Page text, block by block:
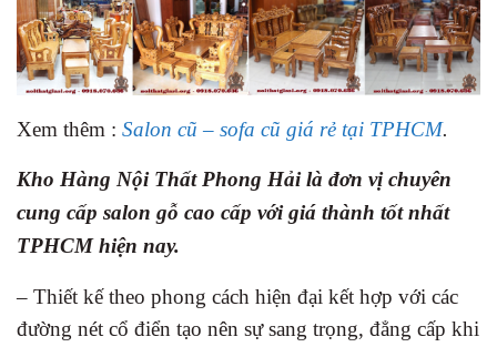
Xem thêm : Salon cũ – sofa cũ giá rẻ tại TPHCM.
Kho Hàng Nội Thất Phong Hải là đơn vị chuyên
cung cấp salon gỗ cao cấp với giá thành tốt nhất
TPHCM hiện nay.
– Thiết kế theo phong cách hiện đại kết hợp với các
đường nét cổ điển tạo nên sự sang trọng, đẳng cấp khi